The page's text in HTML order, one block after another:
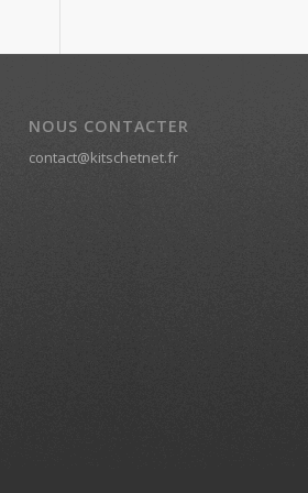
NOUS CONTACTER
contact@kitschetnet.fr